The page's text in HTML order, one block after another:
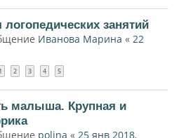
занятий
Иванова Марина « 22
1 2 3 4 5
малыша. Крупная и
polina « 25 янв 2018,